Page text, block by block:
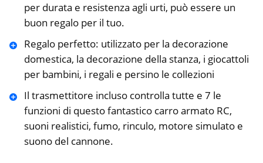
per durata e resistenza agli urti, può essere un
buon regalo per il tuo.
Regalo perfetto: utilizzato per la decorazione
domestica, la decorazione della stanza, i giocattoli
per bambini, i regali e persino le collezioni
Il trasmettitore incluso controlla tutte e 7 le
funzioni di questo fantastico carro armato RC,
suoni realistici, fumo, rinculo, motore simulato e
suono del cannone.